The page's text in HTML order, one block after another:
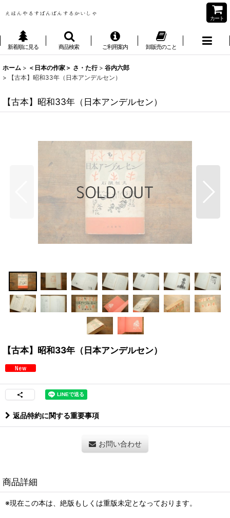
カート
新着順に見る 商品検索 ご利用案内 卸販売のこと
ホーム > ＜日本の作家＞ さ・た行 > 谷内六郎
>
【古本】昭和33年（日本アンデルセン）
【古本】昭和33年（日本アンデルセン）
【古本】昭和33年（日本アンデルセン）
返品特約に関する重要事項
お問い合わせ
商品詳細
※現在この本は、絶版もしくは重版未定となっております。